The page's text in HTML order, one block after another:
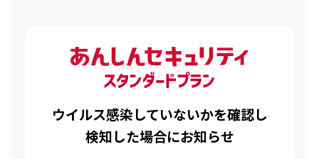
ウイルス感染していないかを確認し
検知した場合にお知らせ